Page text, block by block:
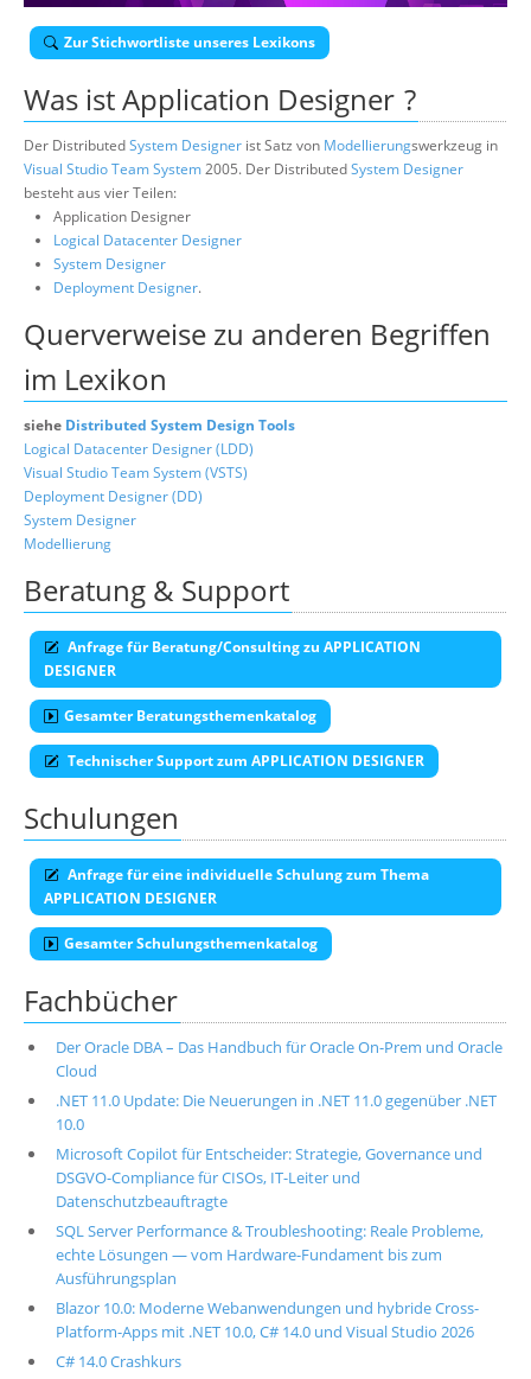
Über uns
Zur Stichwortliste unseres Lexikons
Was istApplication Designer ?
Der DistributedSystem Designer ist Satz von Modellierungswerkzeug in
Visual Studio Team System2005. Der DistributedSystem Designer
besteht aus vier Teilen:
Application Designer
Logical Datacenter Designer
System Designer
Deployment Designer.
Querverweise zu anderen Begriffen
im Lexikon
siehe Distributed System Design Tools
Logical Datacenter Designer (LDD)
Visual Studio Team System (VSTS)
Deployment Designer (DD)
System Designer
Modellierung
Beratung & Support
Anfrage für Beratung/Consulting zu APPLICATION
DESIGNER
Gesamter Beratungsthemenkatalog
Technischer Support zum APPLICATION DESIGNER
Schulungen
Anfrage für eine individuelle Schulung zum Thema
APPLICATION DESIGNER
Gesamter Schulungsthemenkatalog
Fachbücher
Der Oracle DBA – Das Handbuch für Oracle On-Prem und Oracle
Cloud
.NET 11.0 Update: Die Neuerungen in .NET 11.0 gegenüber .NET
10.0
Microsoft Copilot für Entscheider: Strategie, Governance und
DSGVO-Compliance für CISOs, IT-Leiter und
Datenschutzbeauftragte
SQL Server Performance & Troubleshooting: Reale Probleme,
echte Lösungen — vom Hardware-Fundament bis zum
Ausführungsplan
Blazor 10.0: Moderne Webanwendungen und hybride Cross-
Platform-Apps mit .NET 10.0, C# 14.0 und Visual Studio 2026
C# 14.0 Crashkurs